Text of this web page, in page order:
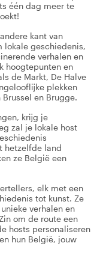
één dag meer te
kant van
lokale geschiedenis,
verhalen en
hoogtepunten en
de Markt, De Halve
plekken
en Brugge.
krijg je
zal je lokale host
hetzelfde land
ze België een
elk met een
tot kunst. Ze
verhalen en
om de route een
hosts personaliseren
hun België, jouw